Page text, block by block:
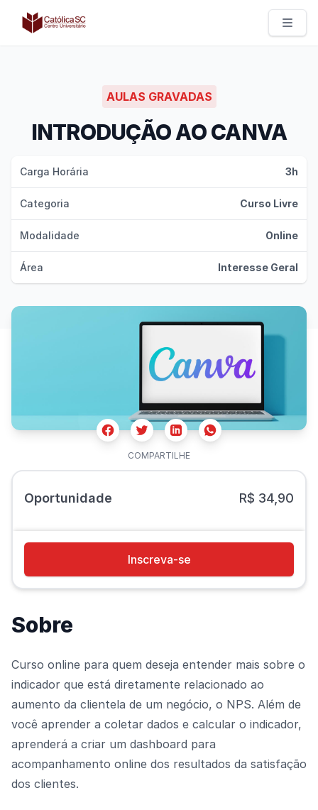
Católica SC | Experts
AULAS GRAVADAS
INTRODUÇÃO AO CANVA
Carga Horária 3h
Categoria Curso Livre
Modalidade Online
Área Interesse Geral
FacebookTwitterLinkedinWhatsapp
COMPARTILHE
Oportunidade R$ 34,90
Inscreva-se
Sobre
Curso online para quem deseja entender mais sobre o
indicador que está diretamente relacionado ao
aumento da clientela de um negócio, o NPS. Além de
você aprender a coletar dados e calcular o indicador,
aprenderá a criar um dashboard para
acompanhamento online dos resultados da satisfação
dos clientes.